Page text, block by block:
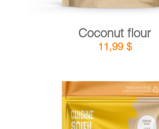
Coconut flour
11,99 $